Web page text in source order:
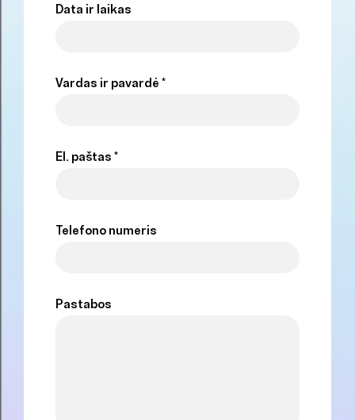
Data ir laikas
Vardas ir pavardė *
El. paštas *
Telefono numeris
Pastabos